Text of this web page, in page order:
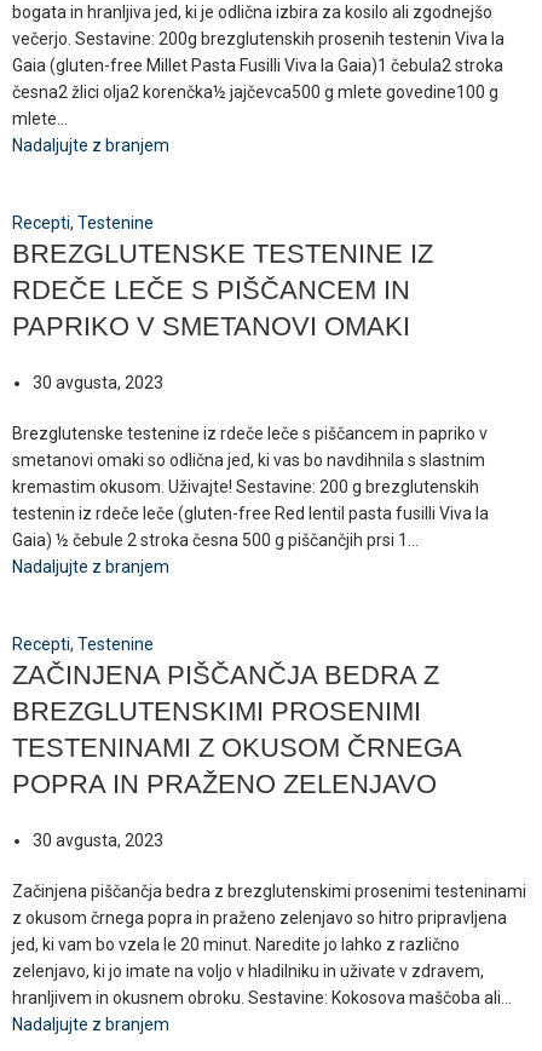
bogata in hranljiva jed, ki je odlična izbira za kosilo ali zgodnejšo
večerjo. Sestavine: 200g brezglutenskih prosenih testenin Viva la
Gaia (gluten-free Millet Pasta Fusilli Viva la Gaia)1 čebula2 stroka
česna2 žlici olja2 korenčka½ jajčevca500 g mlete govedine100 g
mlete...
Nadaljujte z branjem
Recepti, Testenine
BREZGLUTENSKE TESTENINE IZ
RDEČE LEČE S PIŠČANCEM IN
PAPRIKO V SMETANOVI OMAKI
30 avgusta, 2023
Brezglutenske testenine iz rdeče leče s piščancem in papriko v
smetanovi omaki so odlična jed, ki vas bo navdihnila s slastnim
kremastim okusom. Uživajte! Sestavine: 200 g brezglutenskih
testenin iz rdeče leče (gluten-free Red lentil pasta fusilli Viva la
Gaia) ½ čebule 2 stroka česna 500 g piščančjih prsi 1...
Nadaljujte z branjem
Recepti, Testenine
ZAČINJENA PIŠČANČJA BEDRA Z
BREZGLUTENSKIMI PROSENIMI
TESTENINAMI Z OKUSOM ČRNEGA
POPRA IN PRAŽENO ZELENJAVO
30 avgusta, 2023
Začinjena piščančja bedra z brezglutenskimi prosenimi testeninami
z okusom črnega popra in praženo zelenjavo so hitro pripravljena
jed, ki vam bo vzela le 20 minut. Naredite jo lahko z različno
zelenjavo, ki jo imate na voljo v hladilniku in uživate v zdravem,
hranljivem in okusnem obroku. Sestavine: Kokosova maščoba ali...
Nadaljujte z branjem